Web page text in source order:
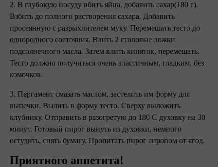
2. В глубокую посуду вбить яйца, добавить сахар(180 г).
Взбить до полного растворения сахара. Добавить
просеянную с разрыхлителем муку. Перемешать тесто до
однородного состояния. Влить 2 столовые ложки
подсолнечного масла. Затем влить кипяток, перемешать.
Тесто должно получиться очень эластичным, гладким, без
комочков.
3. Пергамент смазать маслом, застелить им форму для
выпечки. Вылить в форму тесто. Сверху выложить
клубнику. Отправить в разогретую до 180 С духовку на 30
минут. Готовый пирог вынуть из духовки, немного
остудить, снять бумагу. Пропитать пирог сиропом от ягод.
Приятного аппетита!